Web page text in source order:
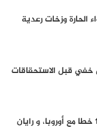
الحارة وزخات رعدية
خفي قبل الاستحقاقات
المغرب يعزز ربطه الجوي بـ156 خطا مع أوروبا، و رايان